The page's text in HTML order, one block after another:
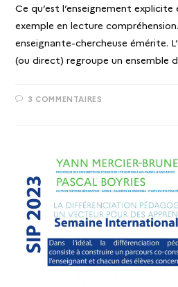
Ce qu’est l’enseignement explicite
exemple en lecture
enseignante-chercheuse émérite.
(ou direct) regroupe un ensemble
3 COMMENTAIRES